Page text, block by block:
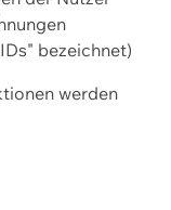
bezeichnet)
werden